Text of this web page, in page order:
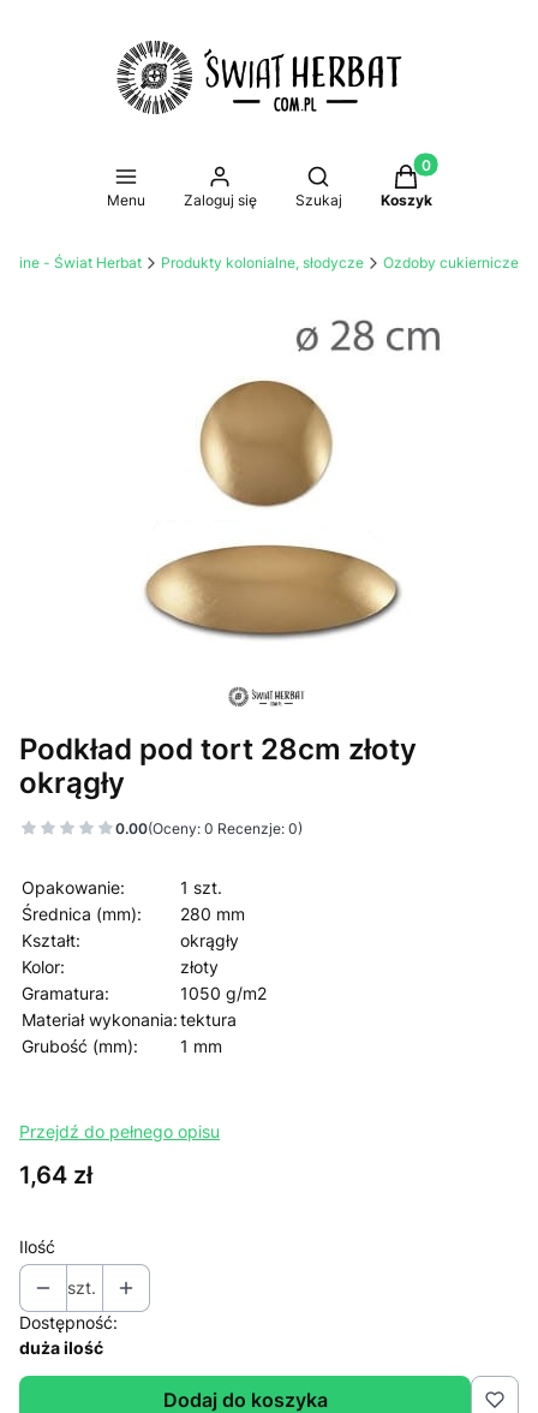
Menu Zaloguj się
Otwórz wyszukiwarkę
Szukaj
Produkty w
Koszyk
- Świat Herbat Produkty kolonialne, słodycze Ozdoby cukiernicze
Podkład pod tort 28cm złoty
okrągły
0.00(Oceny: 0 Recenzje: 0)
Opakowanie:
1 szt.
Średnica (mm):
280 mm
Kształt:
okrągły
Kolor:
złoty
Gramatura:
1050 g/m2
Materiał wykonania:tektura
Grubość (mm):
1 mm
Przejdź do pełnego opisu
Cena
1,64 zł
Ilość
szt.
Dostępność:
duża ilość
Dodaj do koszyka